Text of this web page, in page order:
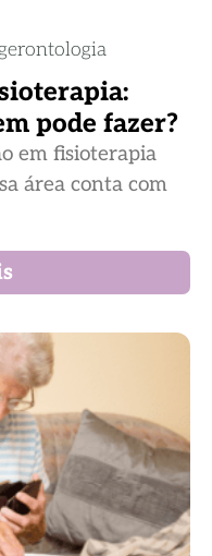
pode fazer?
em fisioterapia
área conta com